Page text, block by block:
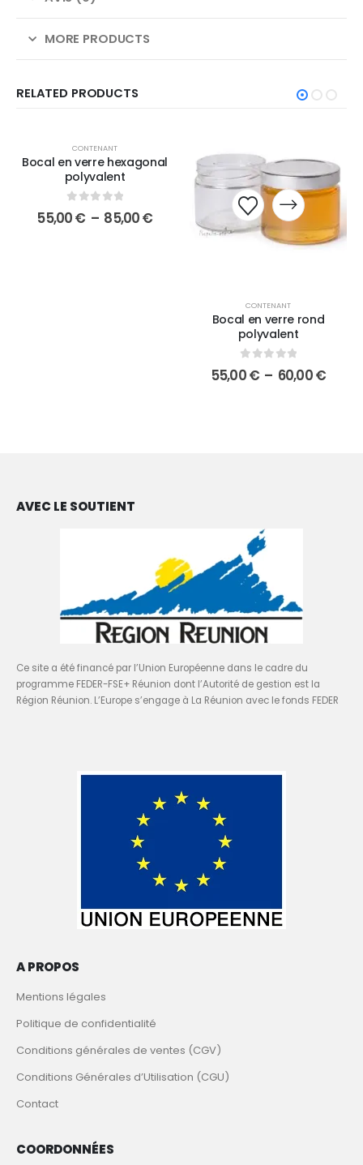
MORE PRODUCTS
RELATED PRODUCTS
CONTENANT
Bocal en verre hexagonal
polyvalent
0 sur 5
55,00€ – 85,00€
CONTENANT
Bocal en verre rond
polyvalent
0 sur 5
55,00€ – 60,00€
AVEC LE SOUTIENT
Ce site a été financé par l’Union Européenne dans le cadre du
programme FEDER-FSE+ Réunion dont l’Autorité de gestion est la
Région Réunion. L’Europe s’engage à La Réunion avec le fonds FEDER
A PROPOS
Mentions légales
Politique de confidentialité
Conditions générales de ventes (CGV)
Conditions Générales d’Utilisation (CGU)
Contact
COORDONNÉES